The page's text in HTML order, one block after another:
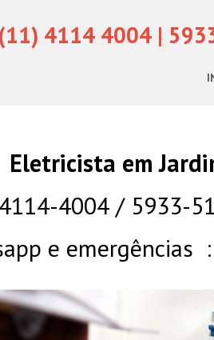
4114 4004 |
Eletricista em
4004 / 5933-
e emergências